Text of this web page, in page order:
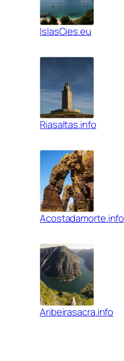
IslasCies.eu
Riasaltas.info
Acostadamorte.info
Aribeirasacra.info